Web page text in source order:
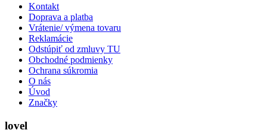
Kontakt
Doprava a platba
Vrátenie/ výmena tovaru
Reklamácie
Odstúpiť od zmluvy TU
Obchodné podmienky
Ochrana súkromia
O nás
Úvod
Značky
lovel